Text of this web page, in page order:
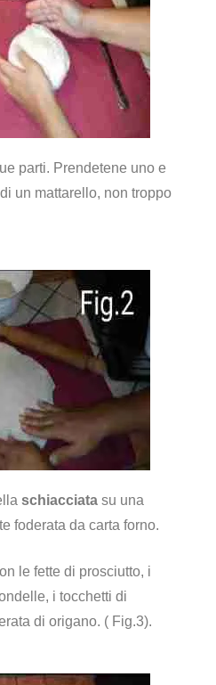
parti. Prendetene uno e
un mattarello, non troppo
schiacciatasu una
foderata da carta forno.
le fette di prosciutto, i
i tocchetti di
di origano. ( Fig.3).